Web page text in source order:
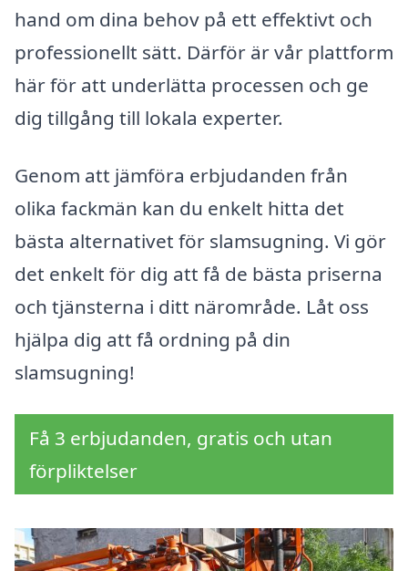
hand om dina behov på ett effektivt och
professionellt sätt. Därför är vår plattform
här för att underlätta processen och ge
dig tillgång till lokala experter.
Genom att jämföra erbjudanden från
olika fackmän kan du enkelt hitta det
bästa alternativet för slamsugning. Vi gör
det enkelt för dig att få de bästa priserna
och tjänsterna i ditt närområde. Låt oss
hjälpa dig att få ordning på din
slamsugning!
Få 3 erbjudanden, gratis och utan
förpliktelser